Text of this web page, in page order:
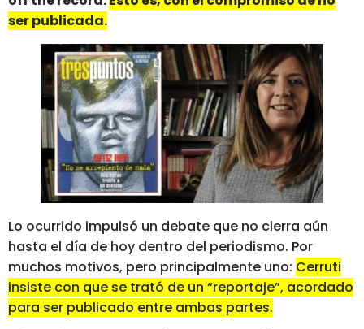
ser publicada.
Lo ocurrido impulsó un debate que no cierra aún
hasta el día de hoy dentro del periodismo. Por
muchos motivos, pero principalmente uno: Cerruti
insiste con que se trató de un “reportaje”, acordado
para ser publicado entre ambas partes.